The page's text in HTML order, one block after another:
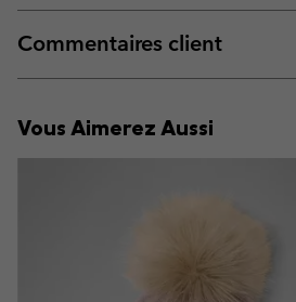
Commentaires client
Vous Aimerez Aussi